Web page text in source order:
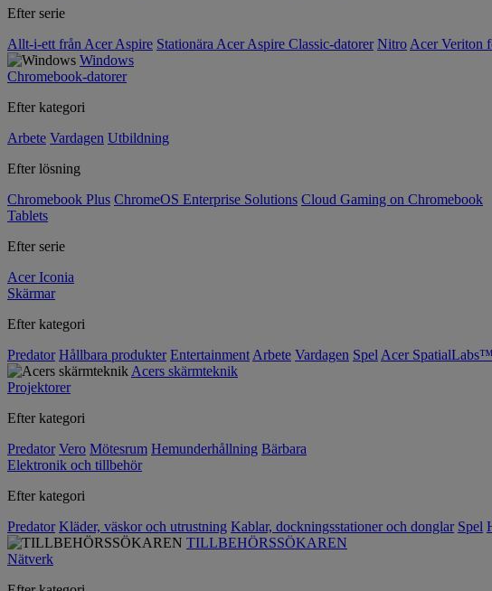
Efter serie
Allt-i-ett från Acer Aspire Stationära Acer Aspire Classic-datorer Nitro Acer Veriton
Windows
Chromebook-datorer
Efter kategori
Arbete Vardagen Utbildning
Efter lösning
Chromebook Plus ChromeOS Enterprise Solutions Cloud Gaming on Chromebook
Tablets
Efter serie
Acer Iconia
Skärmar
Efter kategori
Predator Hållbara produkter Entertainment Arbete Vardagen Spel Acer SpatialLabs™
Acers skärmteknik
Projektorer
Efter kategori
Predator Vero Mötesrum Hemunderhållning Bärbara
Elektronik och tillbehör
Efter kategori
Predator Kläder, väskor och utrustning Kablar, dockningsstationer och donglar Spel
TILLBEHÖRSSÖKAREN
Nätverk